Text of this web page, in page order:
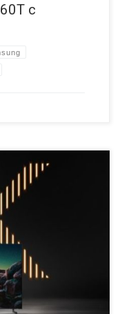
с
чем когда-либо,
четкости
вероятно, вы
используют, но когда
8K означает для
прост. 2019 год был […]